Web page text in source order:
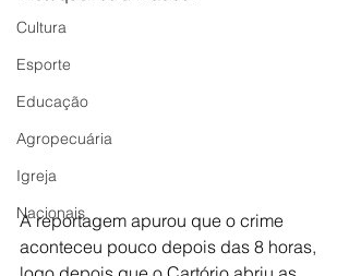
Cultura
Esporte
Educação
Agropecuária
Igreja
Nacionais
A reportagem apurou que o crime
aconteceu pouco depois das 8 horas,